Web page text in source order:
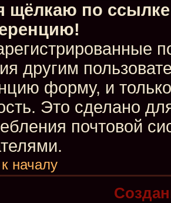
щёлкаю по
другим
форму, и
Это сделано
почтовой
началу